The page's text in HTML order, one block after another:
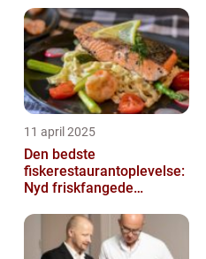
11 april 2025
Den bedste
fiskerestaurantoplevelse:
Nyd friskfangede